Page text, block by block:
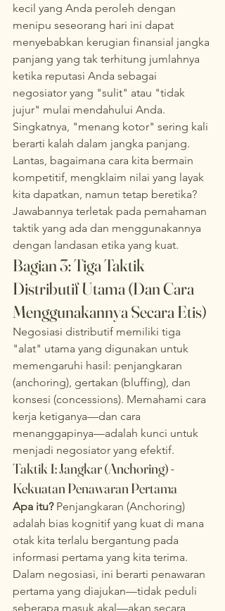
kecil yang Anda peroleh dengan
menipu seseorang hari ini dapat
menyebabkan kerugian finansial jangka
panjang yang tak terhitung jumlahnya
ketika reputasi Anda sebagai
negosiator yang "sulit" atau "tidak
jujur" mulai mendahului Anda.
Singkatnya, "menang kotor" sering kali
berarti kalah dalam jangka panjang.
Lantas, bagaimana cara kita bermain
kompetitif, mengklaim nilai yang layak
kita dapatkan, namun tetap beretika?
Jawabannya terletak pada pemahaman
taktik yang ada dan menggunakannya
dengan landasan etika yang kuat.
Bagian 3: Tiga Taktik
Distributif Utama (Dan Cara
Menggunakannya Secara Etis)
Negosiasi distributif memiliki tiga
"alat" utama yang digunakan untuk
memengaruhi hasil: penjangkaran
(anchoring), gertakan (bluffing), dan
konsesi (concessions). Memahami cara
kerja ketiganya—dan cara
menanggapinya—adalah kunci untuk
menjadi negosiator yang efektif.
Taktik 1: Jangkar (Anchoring) -
Kekuatan Penawaran Pertama
Apa itu? Penjangkaran (Anchoring)
adalah bias kognitif yang kuat di mana
otak kita terlalu bergantung pada
informasi pertama yang kita terima.
Dalam negosiasi, ini berarti penawaran
pertama yang diajukan—tidak peduli
seberapa masuk akal—akan secara